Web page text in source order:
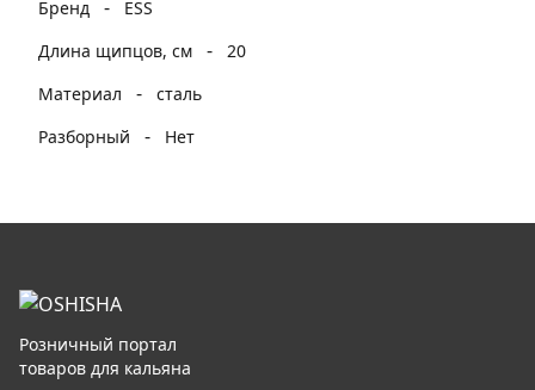
Бренд -
ESS
Длина щипцов, см
- 20
Материал
- сталь
Разборный
- Нет
Розничный портал
товаров для кальяна